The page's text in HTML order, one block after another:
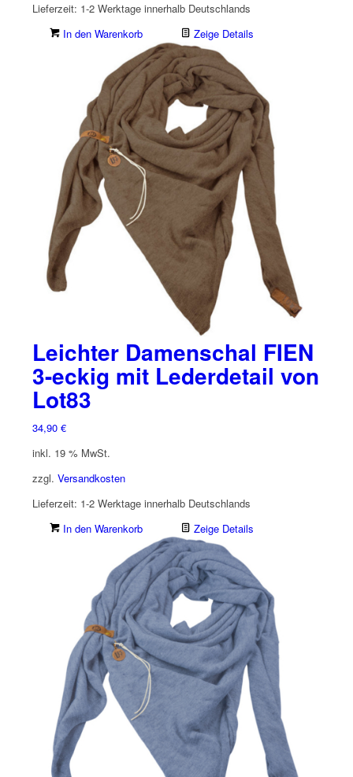
Lieferzeit: 1-2 Werktage innerhalb Deutschlands
In den Warenkorb
Zeige Details
Leichter Damenschal FIEN
3-eckig mit Lederdetail von
Lot83
34,90 €
inkl. 19 % MwSt.
zzgl. Versandkosten
Lieferzeit: 1-2 Werktage innerhalb Deutschlands
In den Warenkorb
Zeige Details